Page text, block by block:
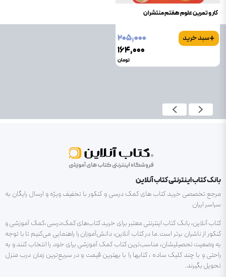
کار و تمرین علوم هفتم منتشران
+سبد خرید
۲۰۵٬۰۰۰
۱۶۴٬۰۰۰
تومان
بانک کتاب اینترنتی کتاب آنلاین
مرجع تخصصی خرید کتاب های کمک درسی و کنکور با تخفیف ویژه و ارسال رایگان به
سراسر ایران
کتاب آنلاین، بانک کتاب اینترنتی معتبر برای خرید کتاب‌های کمک‌درسی ،کمک آموزشی و
کنکور از ناشران برتر است.ما در کتاب آنلاین، دانش‌آموزان را راهنمایی می‌کنیم تا با توجه
به وضعیت تحصیلیشان، مناسب‌ترین کتاب کمک آموزشی برای خود را انتخاب کنند و به
راحتی و با چند کلیک ساده ، کتابها را با بهترین قیمت و در سریع‌ترین زمان درب منزل
تحویل بگیرند.